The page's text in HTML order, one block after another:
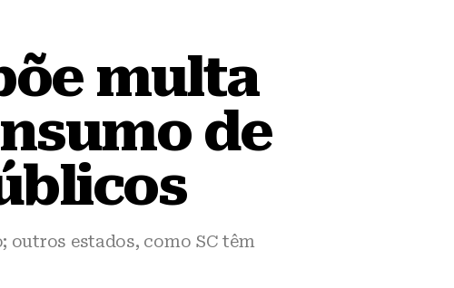
multa
de
outros estados, como SC têm